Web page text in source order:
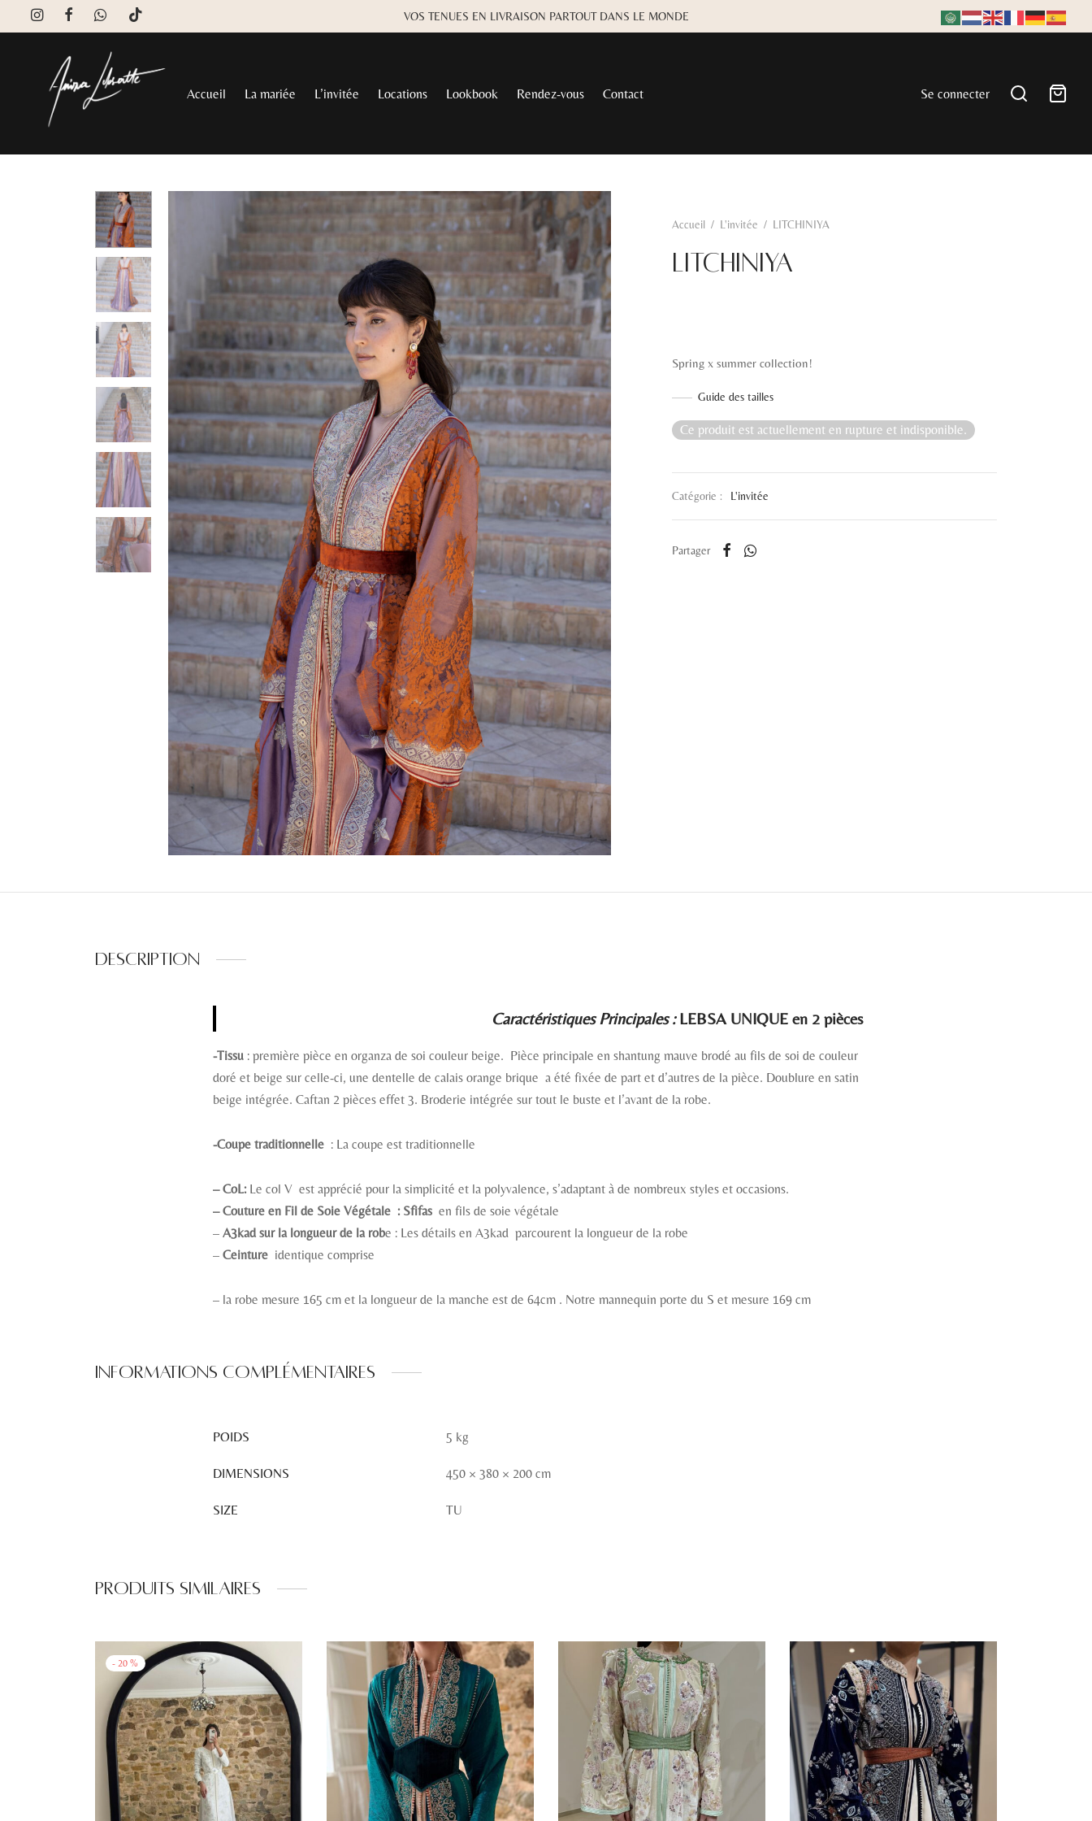
VOS TENUES EN LIVRAISON PARTOUT DANS LE MONDE
Accueil La mariée L’invitée Locations Lookbook Rendez-vous Contact Se connecter
Accueil / L'invitée / LITCHINIYA
LITCHINIYA
Spring x summer collection!
Guide des tailles
Ce produit est actuellement en rupture et indisponible.
Catégorie : L'invitée
Partager
Description
Caractéristiques Principales :LEBSA UNIQUE en 2 pièces
-Tissu : première pièce en organza de soi couleur beige. Pièce principale en shantung mauve brodé au fils de soi de couleur
doré et beige sur celle-ci, une dentelle de calais orange brique a été fixée de part et d’autres de la pièce. Doublure en satin
beige intégrée. Caftan 2 pièces effet 3. Broderie intégrée sur tout le buste et l’avant de la robe.
-Coupe traditionnelle : La coupe est traditionnelle
– CoL: Le col V est apprécié pour la simplicité et la polyvalence, s’adaptant à de nombreux styles et occasions.
– Couture en Fil de Soie Végétale : Sfifas en fils de soie végétale
– A3kad sur la longueur de la robe : Les détails en A3kad parcourent la longueur de la robe
– Ceinture identique comprise
– la robe mesure 165 cm et la longueur de la manche est de 64cm . Notre mannequin porte du S et mesure 169 cm
Informations complémentaires
POIDS 5 kg
DIMENSIONS 450 × 380 × 200 cm
SIZE TU
Produits similaires
- 20 %